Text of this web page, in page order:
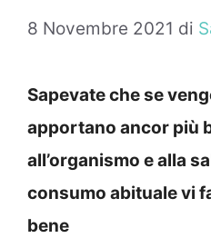
8 Novembre 2021 di
Sapevate che se
apportano ancor più
all’organismo e alla
consumo abituale vi
bene